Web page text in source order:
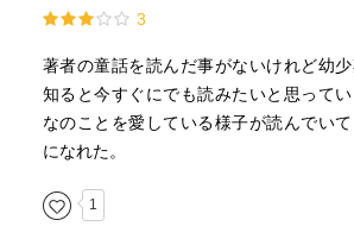
3
著者の童話を読んだ事がないけれど幼
知ると今すぐにでも読みたいと思って
なのことを愛している様子が読んでい
になれた。
1